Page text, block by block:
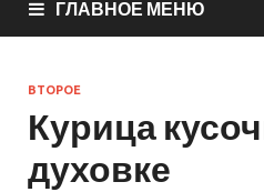
ГЛАВНОЕ МЕНЮ
ВТОРОЕ
Курица
духовке